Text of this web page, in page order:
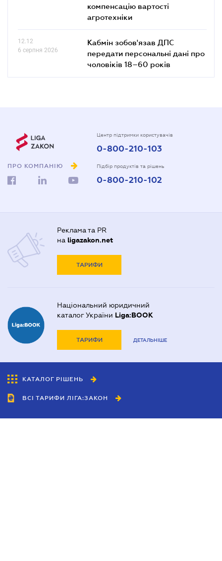
компенсацію вартості
агротехніки
12.12
6 серпня 2026
Кабмін зобов'язав ДПС
передати персональні дані про
чоловіків 18–60 років
ПРО КОМПАНІЮ
Центр підтримки користувачів
0-800-210-103
Підбір продуктів та рішень
0-800-210-102
Реклама та PR
на ligazakon.net
ТАРИФИ
Національний юридичний
каталог України Liga:BOOK
ТАРИФИ ДЕТАЛЬНІШЕ
КАТАЛОГ РІШЕНЬ
ВСІ ТАРИФИ ЛІГА:ЗАКОН